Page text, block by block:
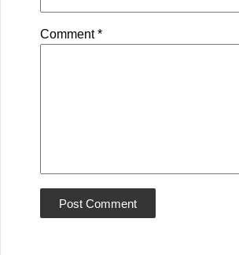
Comment*